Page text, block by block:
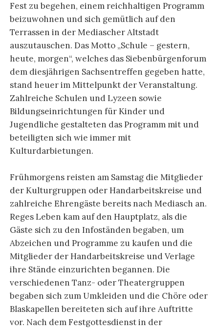
Fest zu begehen, einem reichhaltigen Programm
beizuwohnen und sich gemütlich auf den
Terrassen in der Mediascher Altstadt
auszutauschen. Das Motto „Schule – gestern,
heute, morgen“, welches das Siebenbürgenforum
dem diesjährigen Sachsentreffen gegeben hatte,
stand heuer im Mittelpunkt der Veranstaltung.
Zahlreiche Schulen und Lyzeen sowie
Bildungseinrichtungen für Kinder und
Jugendliche gestalteten das Programm mit und
beteiligten sich wie immer mit
Kulturdarbietungen.
Frühmorgens reisten am Samstag die Mitglieder
der Kulturgruppen oder Handarbeitskreise und
zahlreiche Ehrengäste bereits nach Mediasch an.
Reges Leben kam auf den Hauptplatz, als die
Gäste sich zu den Infoständen begaben, um
Abzeichen und Programme zu kaufen und die
Mitglieder der Handarbeitskreise und Verlage
ihre Stände einzurichten begannen. Die
verschiedenen Tanz- oder Theatergruppen
begaben sich zum Umkleiden und die Chöre oder
Blaskapellen bereiteten sich auf ihre Auftritte
vor. Nach dem Festgottesdienst in der